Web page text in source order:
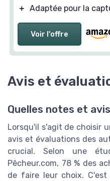
＋ Adaptée pour la
Voir l'offre
Avis et
Quelles notes et
Lorsqu'il s'agit de choisir
avis et évaluations des
crucial. Selon une
Pêcheur.com, 78 % des
de faire leur choix.